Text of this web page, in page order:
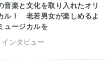
インタビュー
音楽と文化を取り入れたオリ
ル！ 老若男女が楽しめるよ
ュージカルを